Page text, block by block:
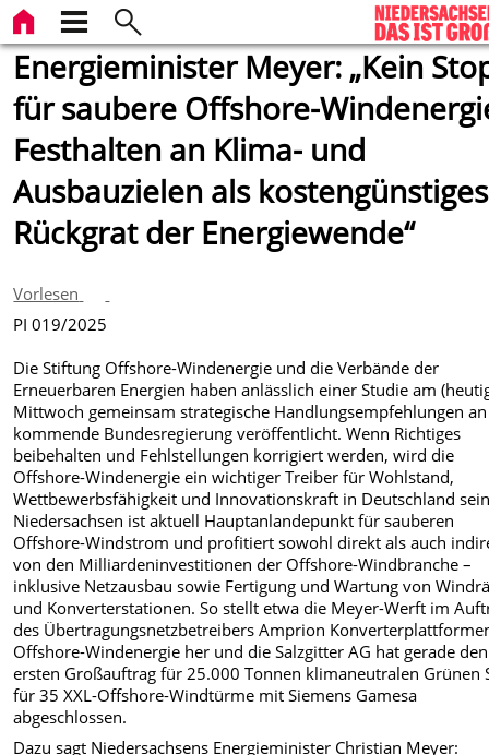
Energieminister Meyer: „Kein
für saubere Offshore-
Festhalten an Klima- und
Ausbauzielen als kostengünstiges
Rückgrat der Energiewende“
Vorlesen
PI 019/2025
Die Stiftung Offshore-Windenergie und die Verbände der
Erneuerbaren Energien haben anlässlich einer Studie am
Mittwoch gemeinsam strategische Handlungsempfehlungen
kommende Bundesregierung veröffentlicht. Wenn Richtiges
beibehalten und Fehlstellungen korrigiert werden, wird die
Offshore-Windenergie ein wichtiger Treiber für Wohlstand,
Wettbewerbsfähigkeit und Innovationskraft in Deutschland
Niedersachsen ist aktuell Hauptanlandepunkt für sauberen
Offshore-Windstrom und profitiert sowohl direkt als auch
von den Milliardeninvestitionen der Offshore-Windbranche –
inklusive Netzausbau sowie Fertigung und Wartung von
und Konverterstationen. So stellt etwa die Meyer-Werft im
des Übertragungsnetzbetreibers Amprion
Offshore-Windenergie her und die Salzgitter AG hat gerade den
ersten Großauftrag für 25.000 Tonnen klimaneutralen Grünen
für 35 XXL-Offshore-Windtürme mit Siemens Gamesa
abgeschlossen.
Dazu sagt Niedersachsens Energieminister Christian Meyer: